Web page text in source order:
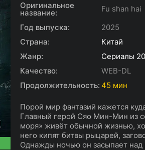
Оригинальное
название:
Fu shan hai
Год выпуска:
2025
Страна:
Китай
Жанр:
Сериалы
Качество:
WEB-DL
Продолжительность: 45 мин
Порой мир фантазий кажется
Главный герой Сяо Мин-Мин из
моря» живёт обычной жизнью,
него кипят битвы рыцарей,
Однажды ночью он засыпает над